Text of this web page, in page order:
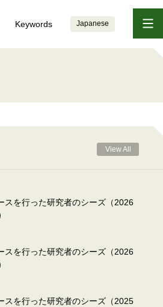
Keywords Japanese
View All
スを行った研究者のシーズ（2026
スを行った研究者のシーズ（2026
スを行った研究者のシーズ（2025